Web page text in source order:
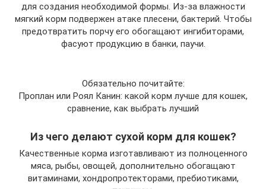
для создания необходимой формы. Из-за влажности
мягкий корм подвержен атаке плесени, бактерий. Чтобы
предотвратить порчу его обогащают ингибиторами,
фасуют продукцию в банки, паучи.
Обязательно почитайте:
Проплан или Роял Канин: какой корм лучше для кошек,
сравнение, как выбрать лучший
Из чего делают сухой корм для кошек?
Качественные корма изготавливают из полноценного
мяса, рыбы, овощей, дополнительно обогащают
витаминами, хондропротекторами, пребиотиками,